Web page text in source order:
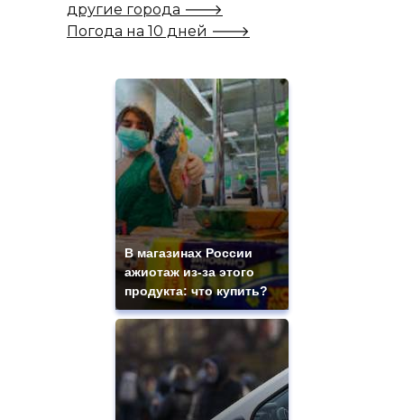
другие города 🡒
Погода на 10 дней 🡒
В магазинах России
ажиотаж из-за этого
продукта: что купить?